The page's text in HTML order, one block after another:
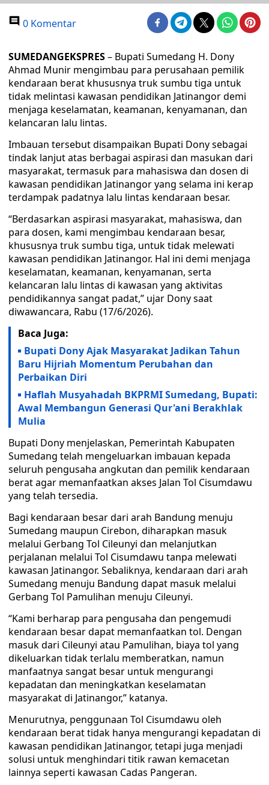
0 Komentar
SUMEDANGEKSPRES– Bupati Sumedang H. Dony
Ahmad Munir mengimbau para perusahaan pemilik
kendaraan berat khususnya truk sumbu tiga untuk
tidak melintasi kawasan pendidikan Jatinangor demi
menjaga keselamatan, keamanan, kenyamanan, dan
kelancaran lalu lintas.
Imbauan tersebut disampaikan Bupati Dony sebagai
tindak lanjut atas berbagai aspirasi dan masukan dari
masyarakat, termasuk para mahasiswa dan dosen di
kawasan pendidikan Jatinangor yang selama ini kerap
terdampak padatnya lalu lintas kendaraan besar.
“Berdasarkan aspirasi masyarakat, mahasiswa, dan
para dosen, kami mengimbau kendaraan besar,
khususnya truk sumbu tiga, untuk tidak melewati
kawasan pendidikan Jatinangor. Hal ini demi menjaga
keselamatan, keamanan, kenyamanan, serta
kelancaran lalu lintas di kawasan yang aktivitas
pendidikannya sangat padat,” ujar Dony saat
diwawancara, Rabu (17/6/2026).
Baca Juga:
Bupati Dony Ajak Masyarakat Jadikan Tahun
Baru Hijriah Momentum Perubahan dan
Perbaikan Diri
Haflah Musyahadah BKPRMI Sumedang, Bupati:
Awal Membangun Generasi Qur'ani Berakhlak
Mulia
Bupati Dony menjelaskan, Pemerintah Kabupaten
Sumedang telah mengeluarkan imbauan kepada
seluruh pengusaha angkutan dan pemilik kendaraan
berat agar memanfaatkan akses Jalan Tol Cisumdawu
yang telah tersedia.
Bagi kendaraan besar dari arah Bandung menuju
Sumedang maupun Cirebon, diharapkan masuk
melalui Gerbang Tol Cileunyi dan melanjutkan
perjalanan melalui Tol Cisumdawu tanpa melewati
kawasan Jatinangor. Sebaliknya, kendaraan dari arah
Sumedang menuju Bandung dapat masuk melalui
Gerbang Tol Pamulihan menuju Cileunyi.
“Kami berharap para pengusaha dan pengemudi
kendaraan besar dapat memanfaatkan tol. Dengan
masuk dari Cileunyi atau Pamulihan, biaya tol yang
dikeluarkan tidak terlalu memberatkan, namun
manfaatnya sangat besar untuk mengurangi
kepadatan dan meningkatkan keselamatan
masyarakat di Jatinangor,” katanya.
Menurutnya, penggunaan Tol Cisumdawu oleh
kendaraan berat tidak hanya mengurangi kepadatan di
kawasan pendidikan Jatinangor, tetapi juga menjadi
solusi untuk menghindari titik rawan kemacetan
lainnya seperti kawasan Cadas Pangeran.